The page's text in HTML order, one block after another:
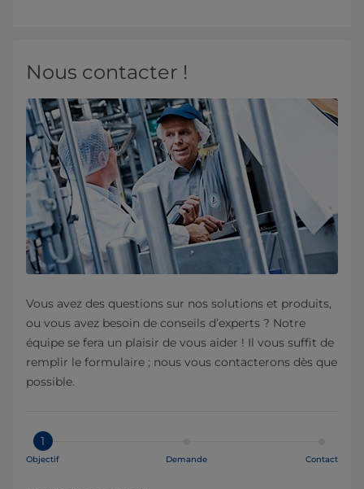
Nous contacter !
Vous avez des questions sur nos solutions et produits,
ou vous avez besoin de conseils d’experts ? Notre
équipe se fera un plaisir de vous aider ! Il vous suffit de
remplir le formulaire ; nous vous contacterons dès que
possible.
1
Objectif Demande Contact